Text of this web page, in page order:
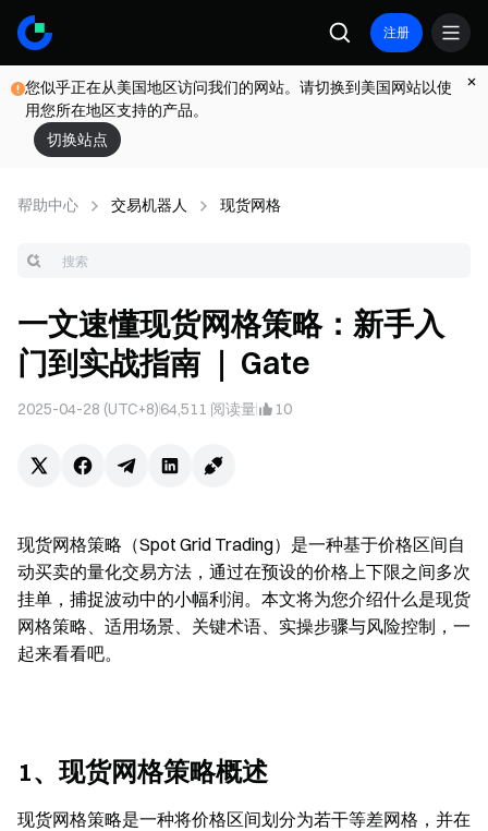
注册
您似乎正在从美国地区访问我们的网站。请切换到美国网站以使
用您所在地区支持的产品。
切换站点
帮助中心 交易机器人 现货网格
一文速懂现货网格策略：新手入
门到实战指南 ｜ Gate
2025-04-28 (UTC+8)64,511 阅读量 10
现货网格策略（Spot Grid Trading）是一种基于价格区间自
动买卖的量化交易方法，通过在预设的价格上下限之间多次
挂单，捕捉波动中的小幅利润。本文将为您介绍什么是现货
网格策略、适用场景、关键术语、实操步骤与风险控制，一
起来看看吧。
1、现货网格策略概述
现货网格策略是一种将价格区间划分为若干等差网格，并在